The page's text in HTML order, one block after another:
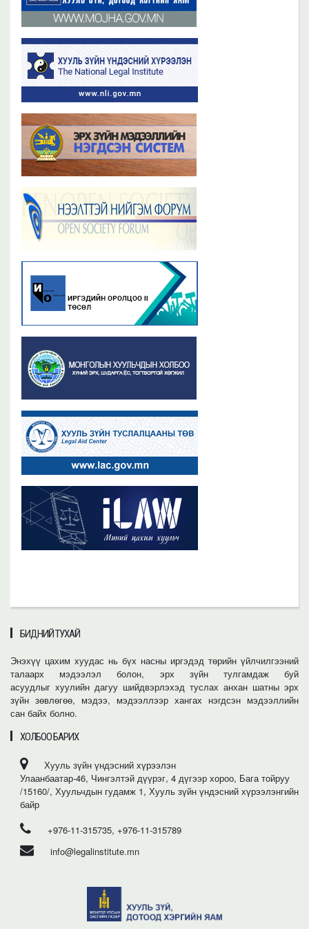
БИДНИЙ ТУХАЙ
Энэхүү цахим хуудас нь бүх насны иргэдэд төрийн үйлчилгээний
талаарх мэдээлэл болон, эрх зүйн тулгамдаж буй
асуудлыг хуулийн дагуу шийдвэрлэхэд туслах анхан шатны эрх
зүйн зөвлөгөө, мэдээ, мэдээллээр хангах нэгдсэн мэдээллийн
сан байх болно.
ХОЛБОО БАРИХ
Хууль зүйн үндэсний хүрээлэн
Улаанбаатар-46, Чингэлтэй дүүрэг, 4 дүгээр хороо, Бага тойруу
/15160/, Хуульчдын гудамж 1, Хууль зүйн үндэсний хүрээлэнгийн
байр
+976-11-315735, +976-11-315789
info@legalinstitute.mn